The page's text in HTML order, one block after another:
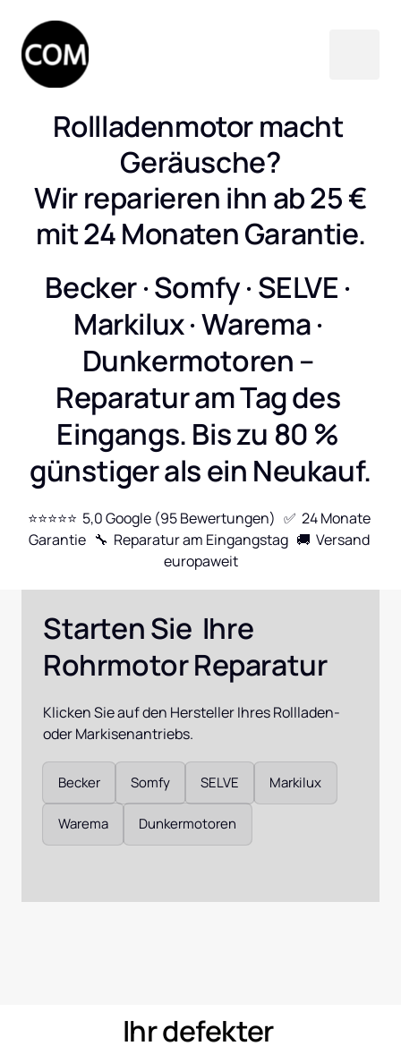
Rollladenmotor macht
Geräusche?
Wir reparieren ihn ab 25 €
mit 24 Monaten Garantie.
Becker · Somfy · SELVE ·
Markilux · Warema ·
Dunkermotoren –
Reparatur am Tag des
Eingangs. Bis zu 80 %
günstiger als ein Neukauf.
⭐⭐⭐⭐⭐  5,0 Google (95 Bewertungen)   ✅  24 Monate
Garantie   🔧  Reparatur am Eingangstag   🚚  Versand
europaweit
Starten Sie  Ihre
Rohrmotor Reparatur
Klicken Sie auf den Hersteller Ihres Rollladen-
oder Markisenantriebs.
Becker Somfy SELVE Markilux
Warema Dunkermotoren
Ihr
defekter